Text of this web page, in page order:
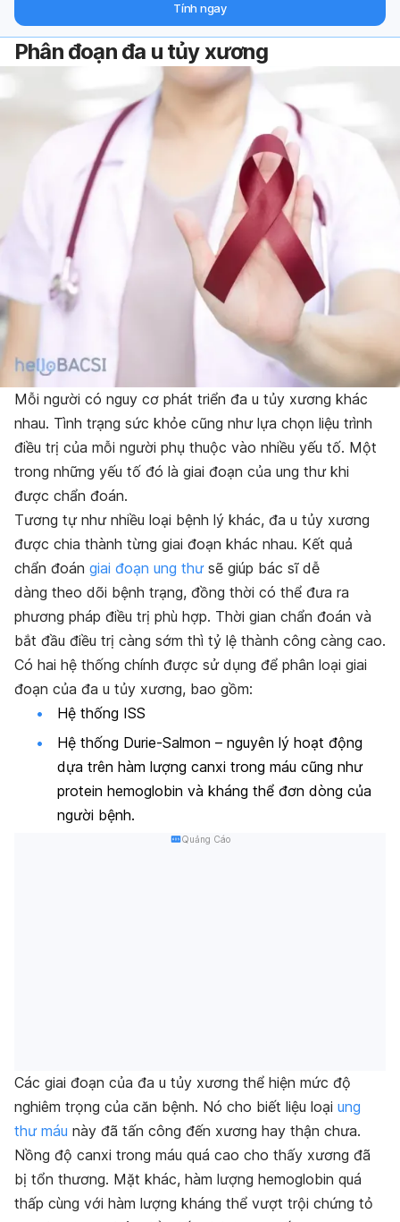
Tính ngay
Phân đoạn đa u tủy xương
Mỗi người có nguy cơ phát triển đa u tủy xương khác
nhau. Tình trạng sức khỏe cũng như lựa chọn liệu trình
điều trị của mỗi người phụ thuộc vào nhiều yếu tố. Một
trong những yếu tố đó là giai đoạn của ung thư khi
được chẩn đoán.
Tương tự như nhiều loại bệnh lý khác, đa u tủy xương
được chia thành từng giai đoạn khác nhau. Kết quả
chẩn đoán giai đoạn ung thưsẽ giúp bác sĩ dễ
dàng theo dõi bệnh trạng, đồng thời có thể đưa ra
phương pháp điều trị phù hợp. Thời gian chẩn đoán và
bắt đầu điều trị càng sớm thì tỷ lệ thành công càng cao.
Có hai hệ thống chính được sử dụng để phân loại giai
đoạn của đa u tủy xương, bao gồm:
Hệ thống ISS
Hệ thống Durie-Salmon – nguyên lý hoạt động
dựa trên hàm lượng canxi trong máu cũng như
protein hemoglobin và kháng thể đơn dòng của
người bệnh.
Quảng Cáo
Các giai đoạn của đa u tủy xương thể hiện mức độ
nghiêm trọng của căn bệnh. Nó cho biết liệu loại ung
thư máu này đã tấn công đến xương hay thận chưa.
Nồng độ canxi trong máu quá cao cho thấy xương đã
bị tổn thương. Mặt khác, hàm lượng hemoglobin quá
thấp cùng với hàm lượng kháng thể vượt trội chứng tỏ